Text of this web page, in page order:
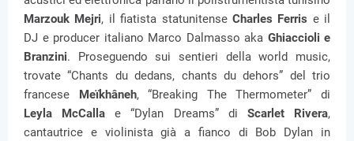
Marzouk Mejri, il fiatista statunitense Charles Ferris e il
DJ e producer italiano Marco Dalmasso aka Ghiaccioli e
Branzini. Proseguendo sui sentieri della world music,
trovate “Chants du dedans, chants du dehors” del trio
francese Meïkhâneh, “Breaking The Thermometer” di
Leyla McCalla e “Dylan Dreams” di Scarlet Rivera,
cantautrice e violinista già a fianco di Bob Dylan in